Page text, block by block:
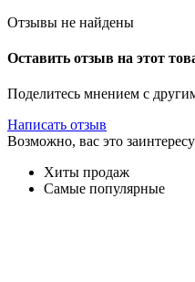
Отзывы не найдены
Оставить отзыв на этот
Поделитесь мнением с
Написать отзыв
Возможно, вас это
Хиты продаж
Самые популярные